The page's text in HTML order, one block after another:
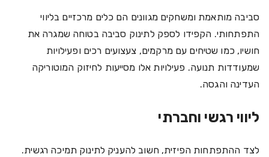
סביבה מותאמת ומשחקים מגוונים הם כלים מרכזיים בליווי
התפתחותי. הקפידו לספק לתינוק סביבה בטוחה שמגרה את
חושיו, כמו שטיחים עם מרקמים, צעצועים רכים ופעילויות
שמעודדות תנועה. פעילויות אלו מסייעות לחיזוק המוטוריקה
העדינה והגסה.
ליווי רגשי וחברתי
לצד ההתפתחות הפיזית, חשוב להעניק לתינוק תמיכה רגשית.